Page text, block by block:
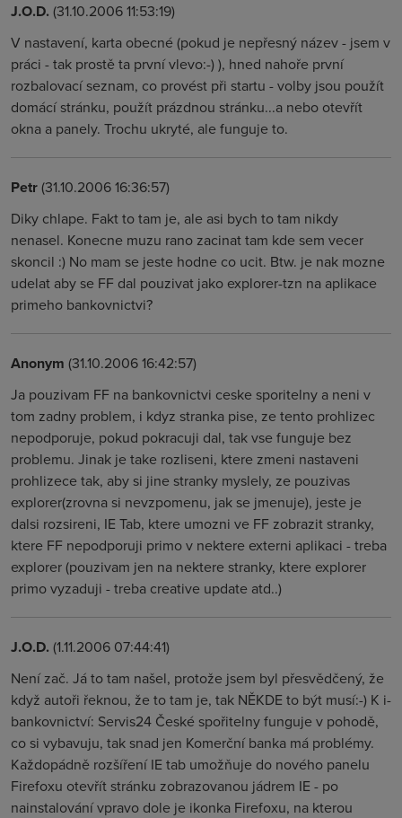
J.O.D. (31.10.2006 11:53:19)
V nastavení, karta obecné (pokud je nepřesný název - jsem v
práci - tak prostě ta první vlevo:-) ), hned nahoře první
rozbalovací seznam, co provést při startu - volby jsou použít
domácí stránku, použít prázdnou stránku...a nebo otevřít
okna a panely. Trochu ukryté, ale funguje to.
Petr(31.10.2006 16:36:57)
Diky chlape. Fakt to tam je, ale asi bych to tam nikdy
nenasel. Konecne muzu rano zacinat tam kde sem vecer
skoncil :) No mam se jeste hodne co ucit. Btw. je nak mozne
udelat aby se FF dal pouzivat jako explorer-tzn na aplikace
primeho bankovnictvi?
Anonym (31.10.2006 16:42:57)
Ja pouzivam FF na bankovnictvi ceske sporitelny a neni v
tom zadny problem, i kdyz stranka pise, ze tento prohlizec
nepodporuje, pokud pokracuji dal, tak vse funguje bez
problemu. Jinak je take rozliseni, ktere zmeni nastaveni
prohlizece tak, aby si jine stranky myslely, ze pouzivas
explorer(zrovna si nevzpomenu, jak se jmenuje), jeste je
dalsi rozsireni, IE Tab, ktere umozni ve FF zobrazit stranky,
ktere FF nepodporuji primo v nektere externi aplikaci - treba
explorer (pouzivam jen na nektere stranky, ktere explorer
primo vyzaduji - treba creative update atd..)
J.O.D. (1.11.2006 07:44:41)
Není zač. Já to tam našel, protože jsem byl přesvědčený, že
když autoři řeknou, že to tam je, tak NĚKDE to být musí:-) K i-
bankovnictví: Servis24 České spořitelny funguje v pohodě,
co si vybavuju, tak snad jen Komerční banka má problémy.
Každopádně rozšíření IE tab umožňuje do nového panelu
Firefoxu otevřít stránku zobrazovanou jádrem IE - po
nainstalování vpravo dole je ikonka Firefoxu, na kterou